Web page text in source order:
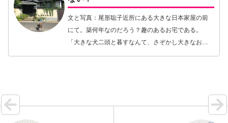
文と写真：尾形聡子近所にある大きな日本家屋の前
にて。築何年なのだろう？趣のあるお宅である。
「大きな犬二頭と暮すなんて、さぞかし大きなお家